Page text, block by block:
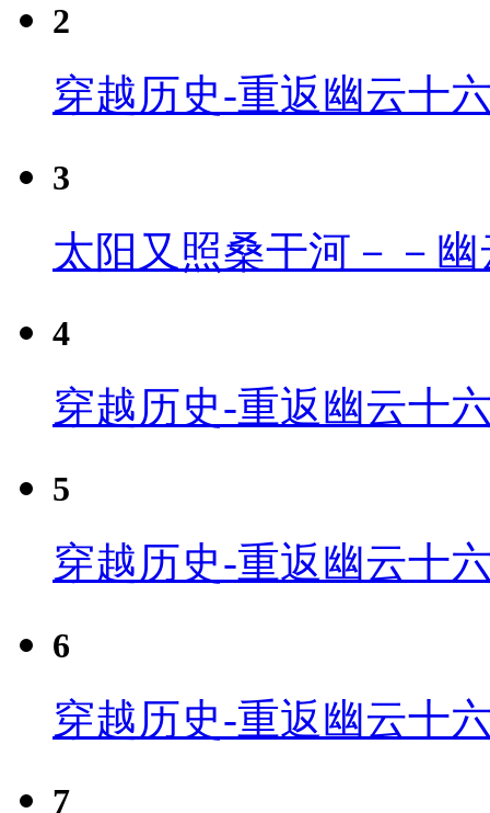
2
穿越历史-重返幽云十
3
太阳又照桑干河－－
4
穿越历史-重返幽云十
5
穿越历史-重返幽云十
6
穿越历史-重返幽云十
7